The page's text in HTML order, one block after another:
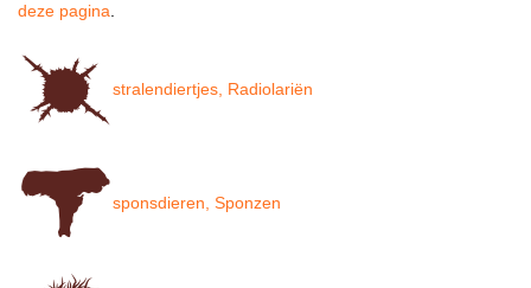
deze pagina.
stralendiertjes, Radiolariën
sponsdieren, Sponzen